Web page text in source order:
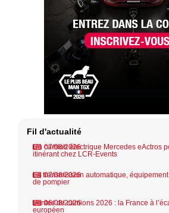
Fil d'actualité
07/08/2026
Un camion électrique Mercedes eActros
itinérant chez LCR-Events
07/08/2026
La transmission automatique,
de pompier
06/08/2026
Ventes de camions 2026 : la France à
européen